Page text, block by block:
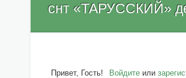
снт «ТАРУССКИЙ»
Привет, Гость! Войдите или